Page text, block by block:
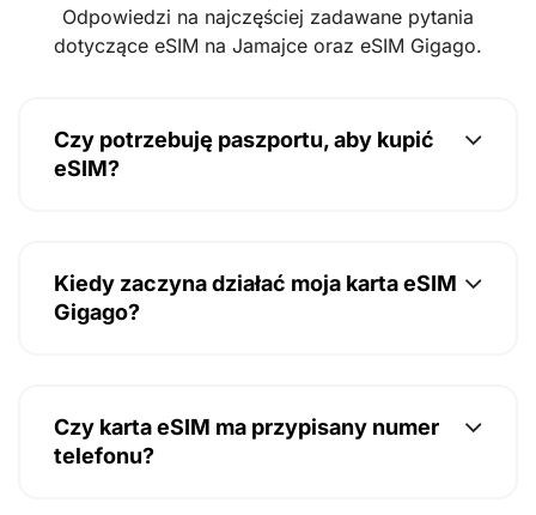
Odpowiedzi na najczęściej zadawane pytania
dotyczące eSIM na Jamajce oraz eSIM Gigago.
Czy potrzebuję paszportu, aby kupić
eSIM?
Kiedy zaczyna działać moja karta eSIM
Gigago?
Czy karta eSIM ma przypisany numer
telefonu?